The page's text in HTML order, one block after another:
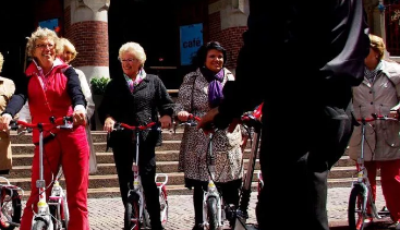
Vanaf€ 52,50 p.p. excl. BTW
de stad, inclusief een heerlijke lunch in drie